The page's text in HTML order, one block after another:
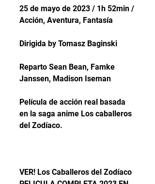
25 de mayo de 2023 / 1h 52min /
Acción, Aventura, Fantasía
Dirigida by Tomasz Baginski
Reparto Sean Bean, Famke
Janssen, Madison Iseman
Película de acción real basada
en la saga anime Los caballeros
del Zodíaco.
VER! Los Caballeros del Zodíaco